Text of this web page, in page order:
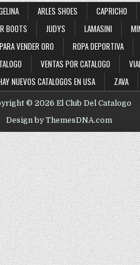
ARLES SHOES CAPRICHO
BOOTS JUDYS LAMASINI
VENDER ORO ROPA DEPORTIVA
VENTAS POR CATALOGO
NUEVOS CATALOGOS EN USA
ZAVA
© 2026 El Club Del Catalogo
Design by ThemesDNA.com